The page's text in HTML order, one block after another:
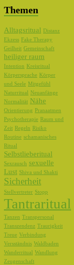
Themen
Alltagsritual Distanz
Ekzess Fake Therapy
Geilheit Gemeinschaft
heiliger raum
Intention
Kreisritual
Körpersprache Körper
und Seele Mitgefühl
Naturritual Neuanfänge
Normalität Nähe
Orientierung
Pranaatmen
Psychotherapie Raum und
Zeit Regeln
Risiko
Routine schamanisches
Ritual
Selbstlieberitual
Sexrausch sexuelle
Lust Shiva und Shakti
Sicherheit
Stellvertreter Stopp
Tantraritual
Tanzen Transpersonal
Transzendenz Traurigkeit
Treue Verbindung
Versständnis Waldbaden
Wanderritual Wandlung
Zeugenschaft